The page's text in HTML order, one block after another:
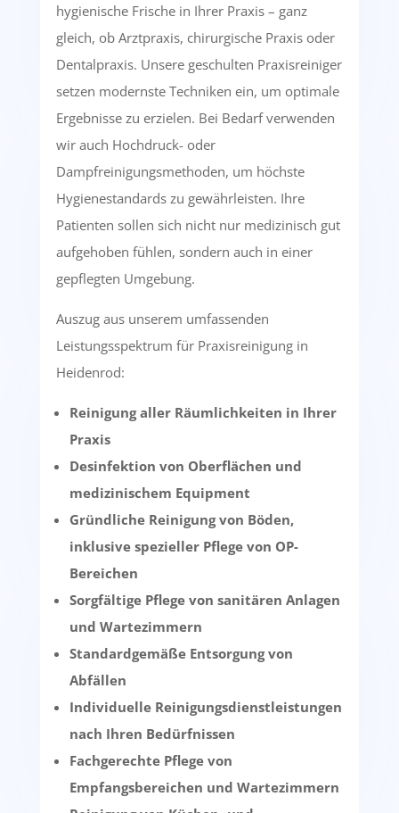
hygienische Frische in Ihrer Praxis – ganz
gleich, ob Arztpraxis, chirurgische Praxis oder
Dentalpraxis. Unsere geschulten Praxisreiniger
setzen modernste Techniken ein, um optimale
Ergebnisse zu erzielen. Bei Bedarf verwenden
wir auch Hochdruck- oder
Dampfreinigungsmethoden, um höchste
Hygienestandards zu gewährleisten. Ihre
Patienten sollen sich nicht nur medizinisch gut
aufgehoben fühlen, sondern auch in einer
gepflegten Umgebung.
Auszug aus unserem umfassenden
Leistungsspektrum für Praxisreinigung in
Heidenrod:
Reinigung aller Räumlichkeiten in Ihrer
Praxis
Desinfektion von Oberflächen und
medizinischem Equipment
Gründliche Reinigung von Böden,
inklusive spezieller Pflege von OP-
Bereichen
Sorgfältige Pflege von sanitären Anlagen
und Wartezimmern
Standardgemäße Entsorgung von
Abfällen
Individuelle Reinigungsdienstleistungen
nach Ihren Bedürfnissen
Fachgerechte Pflege von
Empfangsbereichen und Wartezimmern